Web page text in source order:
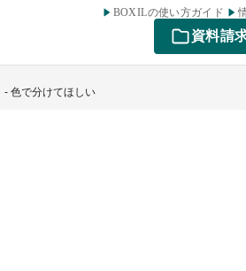
BOXILの使い方ガイド
資料請
- 色で分けてほしい